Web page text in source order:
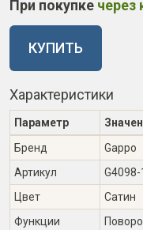
При покупке через
КУПИТЬ
Характеристики
Параметр
Бренд
Gappo
Артикул
G4098-
Цвет
Сатин
Функции